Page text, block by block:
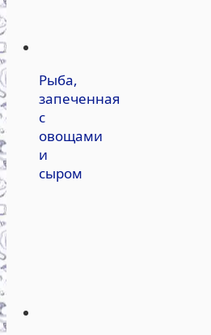
Рыба,
запеченная
с
овощами
и
сыром